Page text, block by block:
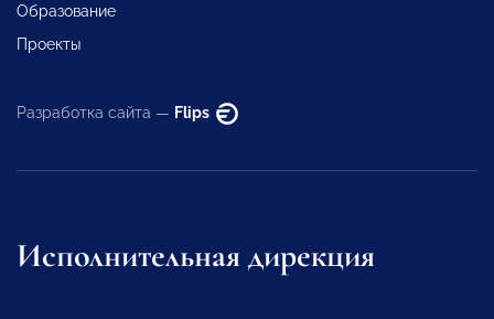
Образование
Проекты
Разработка сайта — Flips
Исполнительная дирекция